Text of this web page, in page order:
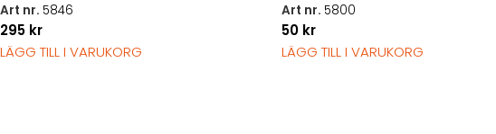
Art nr. 5846
295 kr
LÄGG TILL I VARUKORG
Art nr. 5800
50 kr
LÄGG TILL I VARUKORG